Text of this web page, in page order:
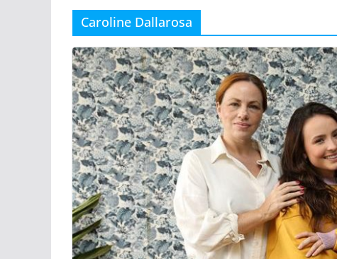
Caroline Dallarosa